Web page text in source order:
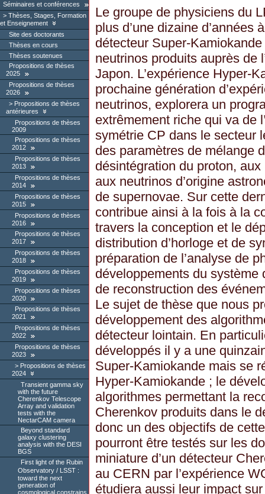
Séminaires et conférences
Thèses, Stages, Formation
et Enseignement
Site des doctorants
Thèses en cours
Thèses soutenues
Propositions de thèses
2025
Propositions de thèses
2026
Propositions de thèses
antérieures
Propositions de thèses
2009
Propositions de thèses
2012
Propositions de thèses
2013
Propositions de thèses
2014
Propositions de thèses
2015
Propositions de thèses
2016
Propositions de thèses
2017
Propositions de thèses
2018
Propositions de thèses
2019
Propositions de thèses
2020
Propositions de thèses
2021
Propositions de thèses
2022
Propositions de thèses
2023
Propositions de thèses
2024
Transient gamma sky
with the future
Cherenkov Telescope
Array and validation
tests with the
NectarCAM camera
Beyond standard
galaxy clustering
analysis with the DESI
BGS
First light of the Rubin
Observatory / LSST :
toward the next
generation of
cosmological constrains.
Le groupe de physiciens du
plus d’une dizaine d’années
détecteur Super-
neutrinos produits auprès de
Japon. L’expérience Hyper-
prochaine génération
neutrinos, explorera un
extrêmement riche qui va de
symétrie CP dans le secteur
des paramètres de mélange
désintégration du proton,
aux neutrinos d’origine
de supernovae. Sur cette
contribue ainsi à la fois à la
travers la conception et le
distribution d’horloge et de
préparation de l’analyse de
développements du
de reconstruction des
Le sujet de thèse que nous
développement des
détecteur lointain. En
développés il y a une
Super-Kamiokande mais se
Hyper-Kamiokande ; le
algorithmes permettant la
Cherenkov produits dans le
donc un des objectifs de
pourront être testés sur les
miniature d’un détecteur
au CERN par l’expérience
étudiera aussi leur impact